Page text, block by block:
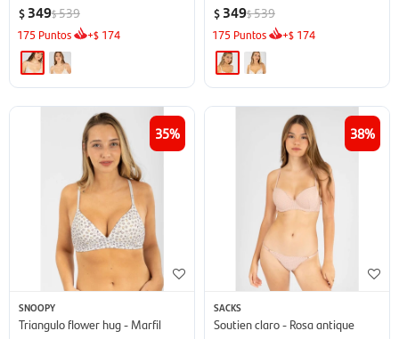
$ 349$539
175 Puntos +$ 174
$ 349$539
175 Puntos +$ 174
35
SNOOPY
Triangulo flower hug - Marfil
38
SACKS
Soutien claro - Rosa antique